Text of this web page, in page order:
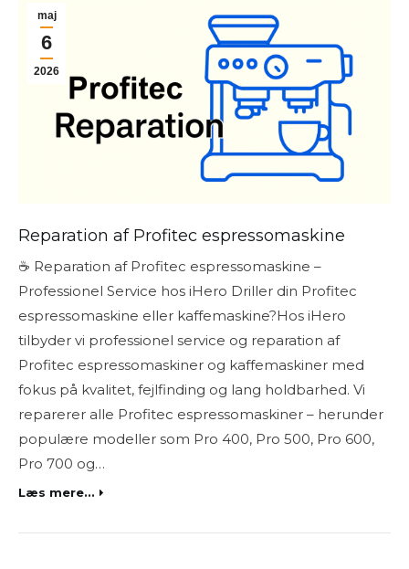
maj
6
2026
Reparation af Profitec espressomaskine
☕ Reparation af Profitec espressomaskine –
Professionel Service hos iHero Driller din Profitec
espressomaskine eller kaffemaskine?Hos iHero
tilbyder vi professionel service og reparation af
Profitec espressomaskiner og kaffemaskiner med
fokus på kvalitet, fejlfinding og lang holdbarhed. Vi
reparerer alle Profitec espressomaskiner – herunder
populære modeller som Pro 400, Pro 500, Pro 600,
Pro 700 og…
Læs mere...